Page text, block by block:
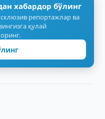
хабардор бўлинг
репортажлар ва
қулай